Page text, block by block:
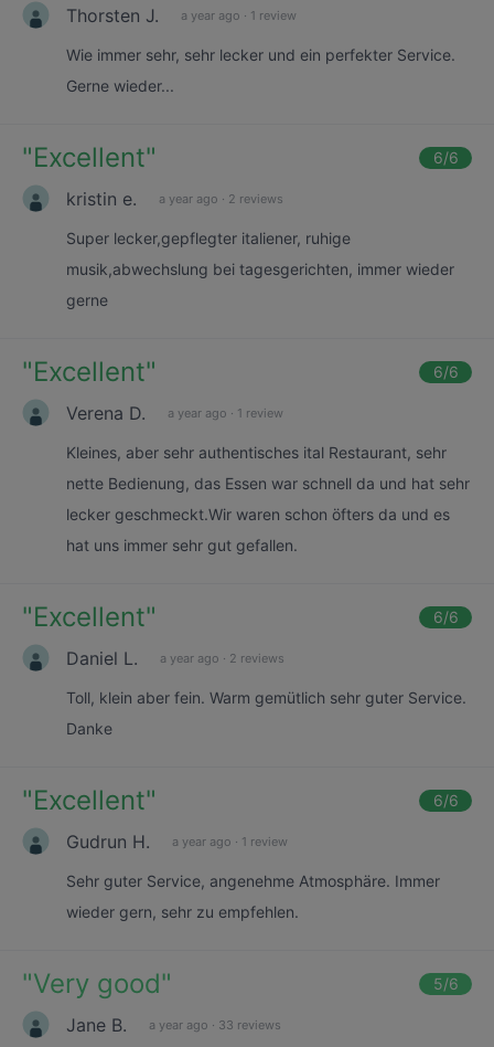
Thorsten J. a year ago · 1 review
Wie immer sehr, sehr lecker und ein perfekter Service.
Gerne wieder...
"Excellent" 6/6
kristin e. a year ago · 2 reviews
Super lecker,gepflegter italiener, ruhige
musik,abwechslung bei tagesgerichten, immer wieder
gerne
"Excellent" 6/6
Verena D. a year ago · 1 review
Kleines, aber sehr authentisches ital Restaurant, sehr
nette Bedienung, das Essen war schnell da und hat sehr
lecker geschmeckt.Wir waren schon öfters da und es
hat uns immer sehr gut gefallen.
"Excellent" 6/6
Daniel L. a year ago · 2 reviews
Toll, klein aber fein. Warm gemütlich sehr guter Service.
Danke
"Excellent" 6/6
Gudrun H. a year ago · 1 review
Sehr guter Service, angenehme Atmosphäre. Immer
wieder gern, sehr zu empfehlen.
"Very good" 5/6
Jane B. a year ago · 33 reviews